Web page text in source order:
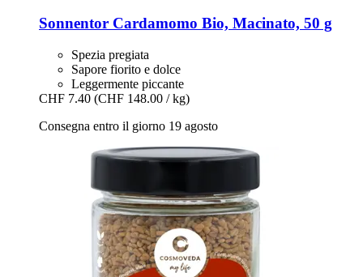
Sonnentor Cardamomo Bio, Macinato, 50 g
Spezia pregiata
Sapore fiorito e dolce
Leggermente piccante
CHF 7.40 (CHF 148.00 / kg)
Consegna entro il giorno 19 agosto